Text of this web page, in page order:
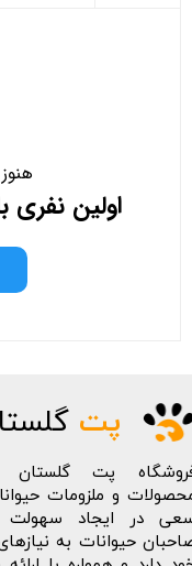
اولین
پت
پت گلستان
و ملزومات
در ایجاد سهولت
حیوانات به